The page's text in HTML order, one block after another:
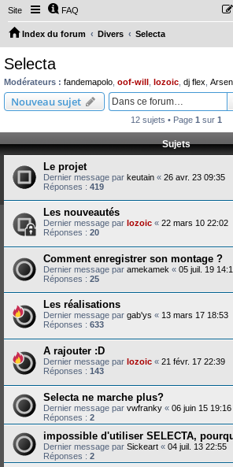
Site FAQ
Index du forum Divers Selecta
Selecta
Modérateurs : fandemapolo oof-will lozoic dj flex
Nouveau sujet
12 sujets • Page 1 sur 1
Sujets
Le projet
Dernier message par keutain « 26 avr. 23 09:35
Réponses : 419
Les nouveautés
Dernier message par lozoic « 22 mars 10 22:02
Réponses : 20
Comment enregistrer son montage ?
Dernier message par amekamek « 05 juil. 19
Réponses : 25
Les réalisations
Dernier message par gab'ys « 13 mars 17 18:53
Réponses : 633
A rajouter :D
Dernier message par lozoic « 21 févr. 17 22:39
Réponses : 143
Selecta ne marche plus?
Dernier message par vwfranky « 06 juin 15 19:16
Réponses : 2
impossible d'utiliser SELECTA,
Dernier message par Sickeart « 04 juil. 13 22:55
Réponses : 2